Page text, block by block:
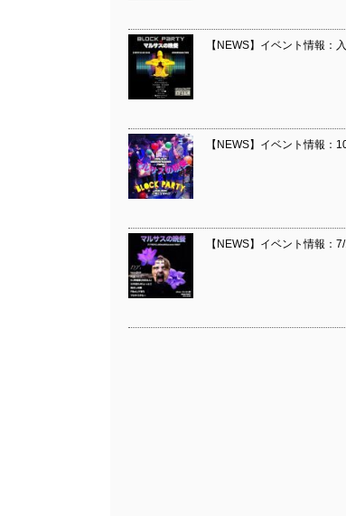
【NEWS】イベント情報：
【NEWS】イベント情報：
【NEWS】イベント情報